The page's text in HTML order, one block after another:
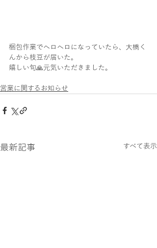
梱包作業でヘロヘロになっていたら、大橋く
んから枝豆が届いた。
嬉しい旬🙏元気いただきました。
営業に関するお知らせ
最新記事 すべて表示